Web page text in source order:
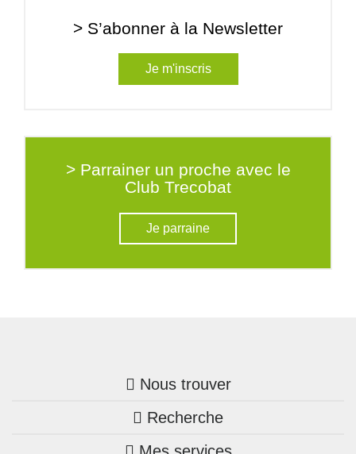
> S’abonner à la Newsletter
Je m'inscris
> Parrainer un proche avec le
Club Trecobat
Je parraine
Nous trouver
Trouver une agence
Recherche